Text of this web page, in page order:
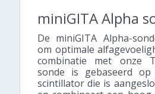
miniGITA Alpha
De miniGITA Alpha-
om optimale
combinatie met onze
sonde is gebaseerd
scintillator die is